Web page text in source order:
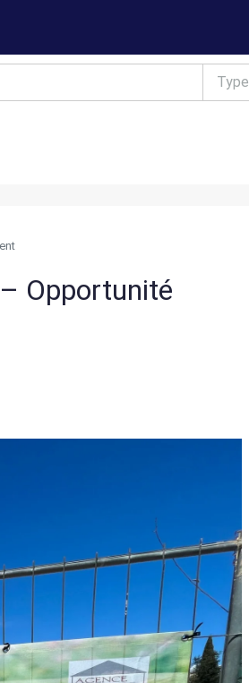
Type
Opportunité